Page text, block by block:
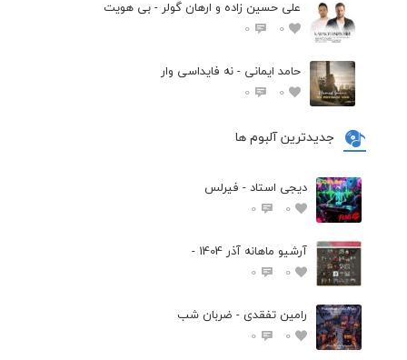
علی حسین زاده و ارهان گولر - بی هویت
0
0
حامد ایمانی - نه فایداسی وار
0
0
جدیدترین آلبوم ها
دیجی استاد - فیرلس
0
0
آرشیو ماهانه آذر 1404 -
0
0
رامین تفقدی - ضربان شب
0
0